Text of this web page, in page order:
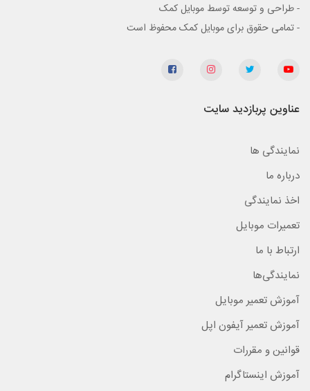
- طراحی و توسعه توسط موبایل کمک
- تمامی حقوق برای موبایل کمک محفوظ است
عناوین پربازدید سایت
نمایندگی ها
درباره ما
اخذ نمایندگی
تعمیرات موبایل
ارتباط با ما
نمایندگی‌ها
آموزش تعمیر موبایل
آموزش تعمیر آیفون اپل
قوانین و مقررات
آموزش اینستاگرام